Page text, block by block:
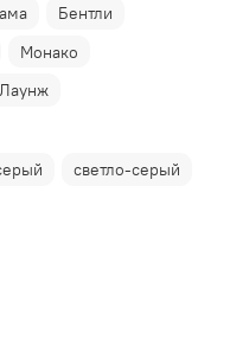
Бентли
Монако
Лаунж
светло-серый